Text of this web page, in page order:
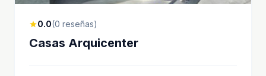
star0.0(0 reseñas)
Casas Arquicenter